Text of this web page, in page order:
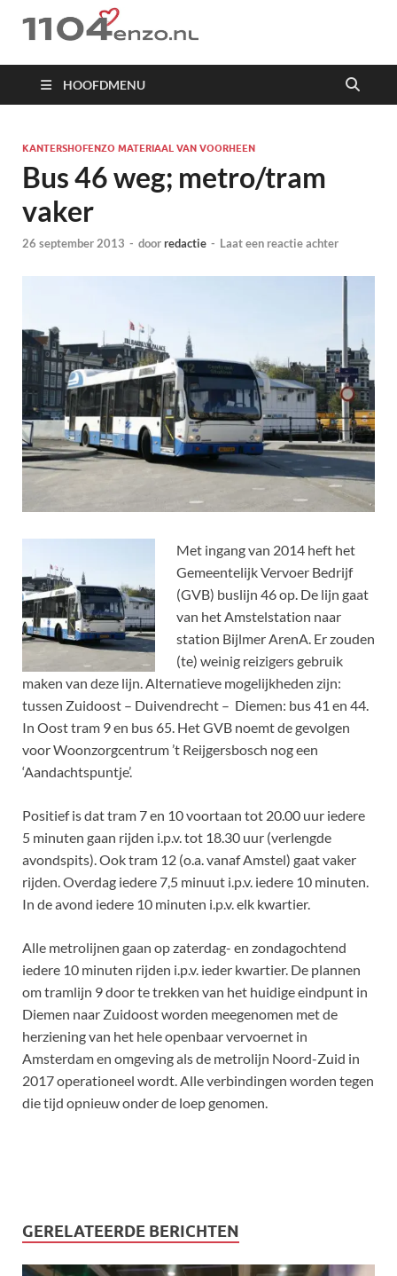
1104 en zo
HOOFDMENU
KANTERSHOFENZO MATERIAAL VAN VOORHEEN
Bus 46 weg; metro/tram
vaker
26 september 2013 - doorredactie - Laat een reactie achter
Met ingang van 2014 heft het
Gemeentelijk Vervoer Bedrijf
(GVB) buslijn 46 op. De lijn gaat
van het Amstelstation naar
station Bijlmer ArenA. Er zouden
(te) weinig reizigers gebruik
maken van deze lijn. Alternatieve mogelijkheden zijn:
tussen Zuidoost – Duivendrecht – Diemen: bus 41 en 44.
In Oost tram 9 en bus 65. Het GVB noemt de gevolgen
voor Woonzorgcentrum ’t Reijgersbosch nog een
‘Aandachtspuntje’.
Positief is dat tram 7 en 10 voortaan tot 20.00 uur iedere
5 minuten gaan rijden i.p.v. tot 18.30 uur (verlengde
avondspits). Ook tram 12 (o.a. vanaf Amstel) gaat vaker
rijden. Overdag iedere 7,5 minuut i.p.v. iedere 10 minuten.
In de avond iedere 10 minuten i.p.v. elk kwartier.
Alle metrolijnen gaan op zaterdag- en zondagochtend
iedere 10 minuten rijden i.p.v. ieder kwartier. De plannen
om tramlijn 9 door te trekken van het huidige eindpunt in
Diemen naar Zuidoost worden meegenomen met de
herziening van het hele openbaar vervoernet in
Amsterdam en omgeving als de metrolijn Noord-Zuid in
2017 operationeel wordt. Alle verbindingen worden tegen
die tijd opnieuw onder de loep genomen.
GERELATEERDE BERICHTEN